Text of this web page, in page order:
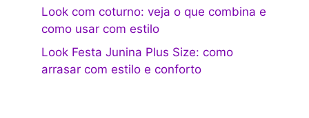
Look com coturno: veja o que combina e
como usar com estilo
Look Festa Junina Plus Size: como
arrasar com estilo e conforto